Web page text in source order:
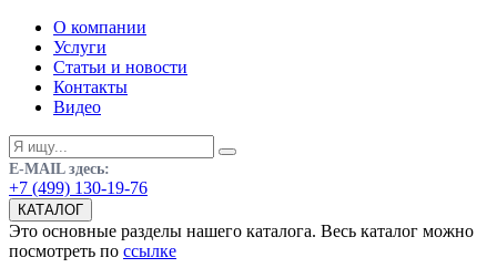
О компании
Услуги
Статьи и новости
Контакты
Видео
E-MAIL здесь:
+7 (499) 130-19-76
КАТАЛОГ
Это основные разделы нашего каталога. Весь каталог можно
посмотреть по ссылке